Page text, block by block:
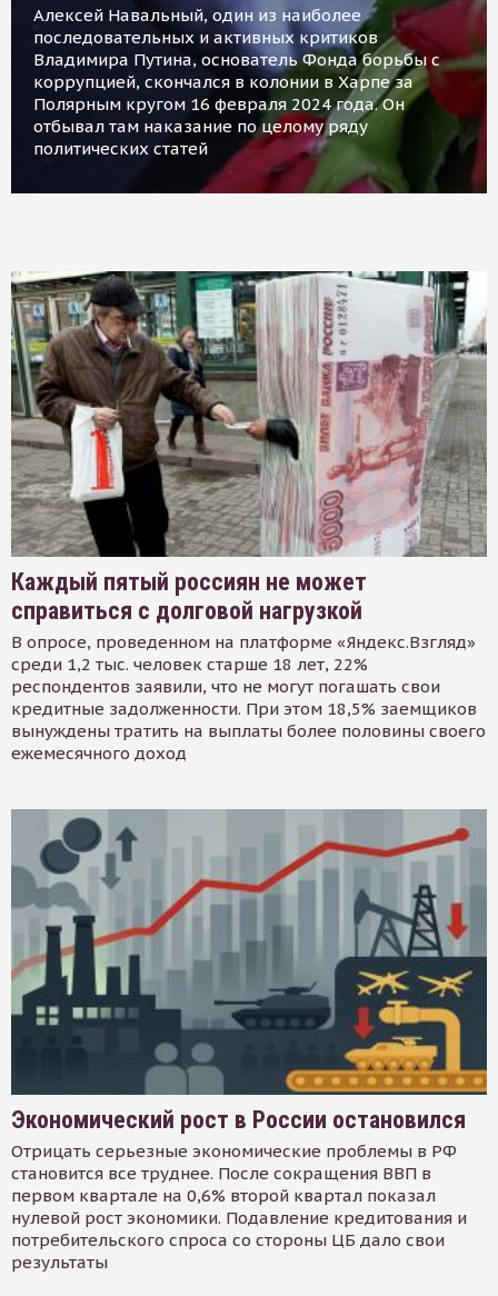
Алексей Навальный, один из наиболее
последовательных и активных критиков
Владимира Путина, основатель Фонда борьбы с
коррупцией, скончался в колонии в Харпе за
Полярным кругом 16 февраля 2024 года. Он
отбывал там наказание по целому ряду
политических статей
Каждый пятый россиян не может
справиться с долговой нагрузкой
В опросе, проведенном на платформе «Яндекс.Взгляд»
среди 1,2 тыс. человек старше 18 лет, 22%
респондентов заявили, что не могут погашать свои
кредитные задолженности. При этом 18,5% заемщиков
вынуждены тратить на выплаты более половины своего
ежемесячного доход
Экономический рост в России остановился
Отрицать серьезные экономические проблемы в РФ
становится все труднее. После сокращения ВВП в
первом квартале на 0,6% второй квартал показал
нулевой рост экономики. Подавление кредитования и
потребительского спроса со стороны ЦБ дало свои
результаты